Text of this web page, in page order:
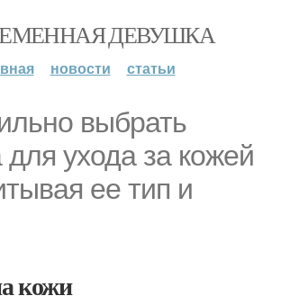
ДЕВУШКА
новости статьи
выбрать
для ухода за кожей
ее тип и
кожи